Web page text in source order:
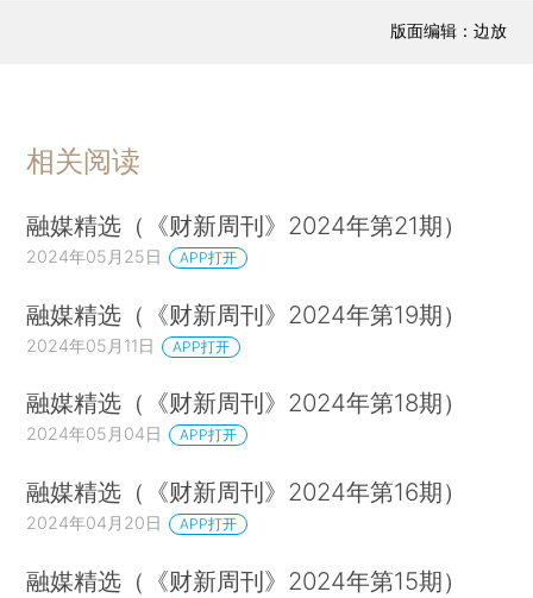
版面编辑：边放
相关阅读
融媒精选（《财新周刊》2024年第21期）
2024年05月25日 APP打开
融媒精选（《财新周刊》2024年第19期）
2024年05月11日 APP打开
融媒精选（《财新周刊》2024年第18期）
2024年05月04日 APP打开
融媒精选（《财新周刊》2024年第16期）
2024年04月20日 APP打开
融媒精选（《财新周刊》2024年第15期）